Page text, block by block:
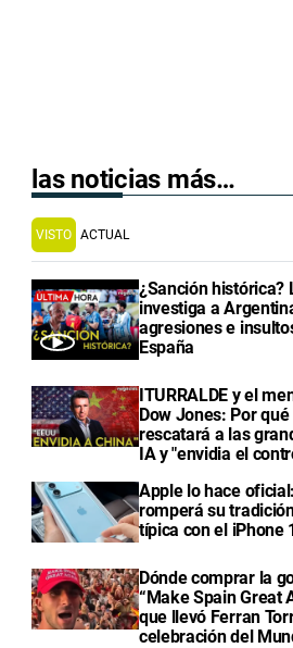
las noticias más…
VISTO ACTUAL
¿Sanción histórica?
investiga a
agresiones e
España
ITURRALDE y el
Dow Jones: Por qué
rescatará a las
IA y "envidia el
Apple lo hace oficial:
romperá su
típica con el iPhone
Dónde comprar la
“Make Spain Great
que llevó Ferran
celebración del